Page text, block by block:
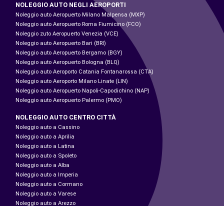
NOLEGGIO AUTO NEGLI AEROPORTI
Noleggio auto Aeropuerto Milano Malpensa (MXP)
Noleggio auto Aeropuerto Roma Fiumicino (FCO)
Noleggio zuto Aeropuerto Venezia (VCE)
Noleggio auto Aeropuerto Bari (BRI)
Noleggio auto Aeropuerto Bergamo (BGY)
Noleggio auto Aeropuerto Bologna (BLQ)
Noleggio auto Aeroporto Catania Fontanarossa (CTA)
Noleggio auto Aeroporto Milano Linate (LIN)
Noleggio auto Aeropuerto Napoli-Capodichino (NAP)
Noleggio auto Aeropuerto Palermo (PMO)
NOLEGGIO AUTO CENTRO CITTÀ
Noleggio auto a Cassino
Noleggio auto a Aprilia
Noleggio auto a Latina
Noleggio auto a Spoleto
Noleggio auto a Alba
Noleggio auto a Imperia
Noleggio auto a Cormano
Noleggio auto a Varese
Noleggio auto a Arezzo